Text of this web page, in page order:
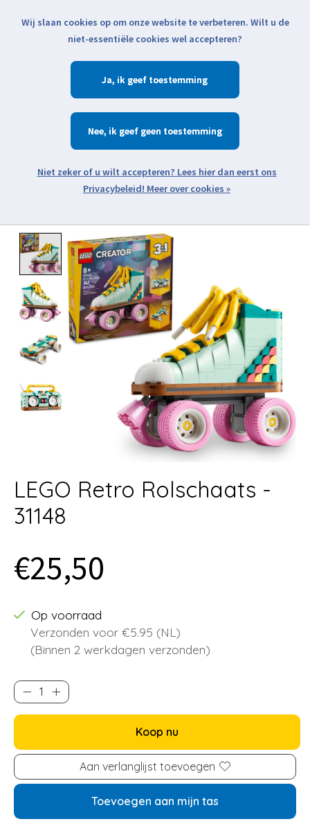
Klik voor actuele verzendinformatie...
Verlanglijst
Zoeken
Open webshop menu
Product image slideshow Items
LEGO Retro Rolschaats -
31148
€25,50
Op voorraad
Verzonden voor €5.95 (NL)
(Binnen 2 werkdagen verzonden)
Koop nu
Aan verlanglijst toevoegen
Toevoegen aan mijn tas
Wij slaan cookies op om onze website te verbeteren. Wilt u de
niet-essentiële cookies wel accepteren?
Ja
Nee
Meer over cookies »